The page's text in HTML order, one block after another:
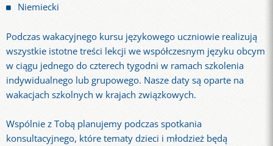
Niemiecki
Podczas wakacyjnego kursu językowego uczniowie realizują
wszystkie istotne treści lekcji we współczesnym języku obcym
w ciągu jednego do czterech tygodni w ramach szkolenia
indywidualnego lub grupowego. Nasze daty są oparte na
wakacjach szkolnych w krajach związkowych.
Wspólnie z Tobą planujemy podczas spotkania
konsultacyjnego, które tematy dzieci i młodzież będą